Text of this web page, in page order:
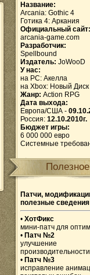
Название:
Arcania: Gothic 4
Готика 4: Аркания
Официальный сайт:
arcania-game.com
Разработчик:
Spellbound
Издатель: JoWooD
У нас:
на PC: Акелла
на Xbox: Новый Диск
Жанр: Action RPG
Дата выхода:
Европа/США -
Россия: 12.10.2010г.
Бюджет игры:
6 000 000 евро
Системные
Полезное
Патчи,
полезные сведения
• ХотФикс
мини-патч для
• Патч №2
улучшение
производительности
• Патч №3
исправление